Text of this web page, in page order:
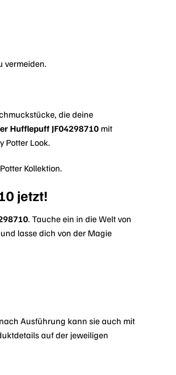
vermeiden.
die deine
Hufflepuff JF04298710 mit
Potter Look.
Kollektion.
jetzt!
. Tauche ein in die Welt von
lasse dich von der Magie
Ausführung kann sie auch mit
auf der jeweiligen